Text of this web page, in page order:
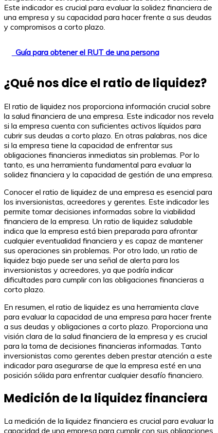
Este indicador es crucial para evaluar la solidez financiera de
una empresa y su capacidad para hacer frente a sus deudas
y compromisos a corto plazo.
Guía para obtener el RUT de una persona
¿Qué nos dice el ratio de liquidez?
El ratio de liquidez nos proporciona información crucial sobre
la salud financiera de una empresa. Este indicador nos revela
si la empresa cuenta con suficientes activos líquidos para
cubrir sus deudas a corto plazo. En otras palabras, nos dice
si la empresa tiene la capacidad de enfrentar sus
obligaciones financieras inmediatas sin problemas. Por lo
tanto, es una herramienta fundamental para evaluar la
solidez financiera y la capacidad de gestión de una empresa.
Conocer el ratio de liquidez de una empresa es esencial para
los inversionistas, acreedores y gerentes. Este indicador les
permite tomar decisiones informadas sobre la viabilidad
financiera de la empresa. Un ratio de liquidez saludable
indica que la empresa está bien preparada para afrontar
cualquier eventualidad financiera y es capaz de mantener
sus operaciones sin problemas. Por otro lado, un ratio de
liquidez bajo puede ser una señal de alerta para los
inversionistas y acreedores, ya que podría indicar
dificultades para cumplir con las obligaciones financieras a
corto plazo.
En resumen, el ratio de liquidez es una herramienta clave
para evaluar la capacidad de una empresa para hacer frente
a sus deudas y obligaciones a corto plazo. Proporciona una
visión clara de la salud financiera de la empresa y es crucial
para la toma de decisiones financieras informadas. Tanto
inversionistas como gerentes deben prestar atención a este
indicador para asegurarse de que la empresa esté en una
posición sólida para enfrentar cualquier desafío financiero.
Medición de la liquidez financiera
La medición de la liquidez financiera es crucial para evaluar la
capacidad de una empresa para cumplir con sus obligaciones